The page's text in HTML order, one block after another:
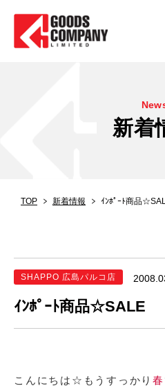
新着
TOP 新着情報 ｲﾝﾎﾟｰﾄ商品
SHAPPO 広島パルコ店
ｲﾝﾎﾟｰﾄ商品☆SALE
こんにちは☆もうすっかり春